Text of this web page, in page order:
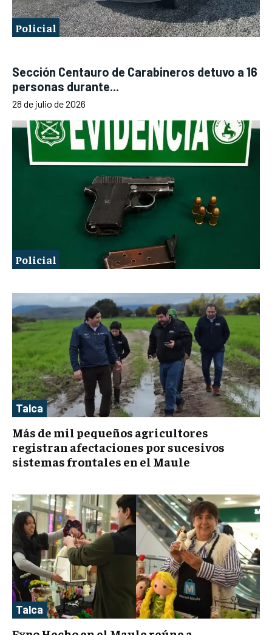
Policial
Sección Centauro de Carabineros detuvo a 16
personas durante...
28 de julio de 2026
Policial
Talca
Más de mil pequeños agricultores
registran afectaciones por sucesivos
sistemas frontales en el Maule
Talca